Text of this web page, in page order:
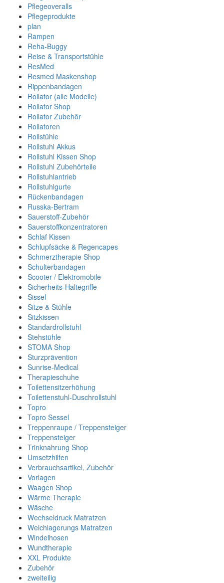
Pflegeoveralls
Pflegeprodukte
plan
Rampen
Reha-Buggy
Reise & Transportstühle
ResMed
Resmed Maskenshop
Rippenbandagen
Rollator (alle Modelle)
Rollator Shop
Rollator Zubehör
Rollatoren
Rollstühle
Rollstuhl Akkus
Rollstuhl Kissen Shop
Rollstuhl Zubehörteile
Rollstuhlantrieb
Rollstuhlgurte
Rückenbandagen
Russka-Bertram
Sauerstoff-Zubehör
Sauerstoffkonzentratoren
Schlaf Kissen
Schlupfsäcke & Regencapes
Schmerztherapie Shop
Schulterbandagen
Scooter / Elektromobile
Sicherheits-Haltegriffe
Sissel
Sitze & Stühle
Sitzkissen
Standardrollstuhl
Stehstühle
STOMA Shop
Sturzprävention
Sunrise-Medical
Therapieschuhe
Toilettensitzerhöhung
Toilettenstuhl-Duschrollstuhl
Topro
Topro Sessel
Treppenraupe / Treppensteiger
Treppensteiger
Trinknahrung Shop
Umsetzhilfen
Verbrauchsartikel, Zubehör
Vorlagen
Waagen Shop
Wärme Therapie
Wäsche
Wechseldruck Matratzen
Weichlagerungs Matratzen
Windelhosen
Wundtherapie
XXL Produkte
Zubehör
zweiteilig